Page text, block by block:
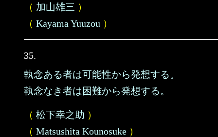
（ 加山雄三 ）
（ Kayama Yuuzou ）
35.
執念ある者は可能性から発想する。
執念なき者は困難から発想する。
（ 松下幸之助 ）
（ Matsushita Kounosuke ）